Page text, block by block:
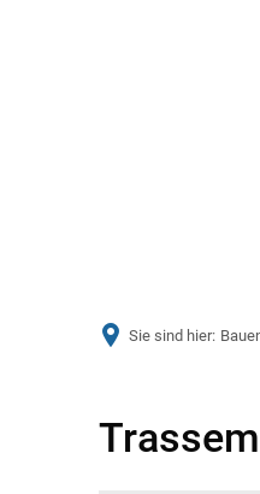
Sie sind hier:
TrassemTrassem